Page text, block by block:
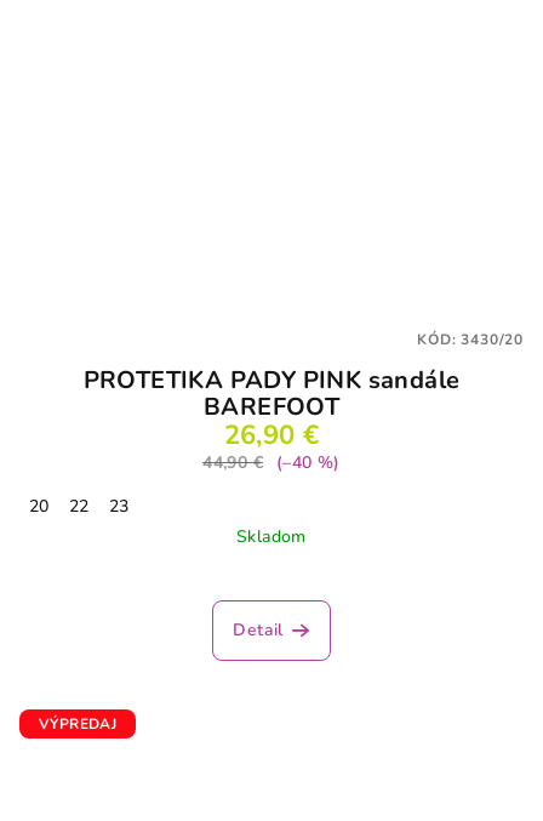
PROTETIKA PADY PINK sandále
BAREFOOT
26,90 €
44,90 €
(–40 %)
20
22
23
Skladom
hodnotenie
produktu
Detail
KÓD:3430/20
VÝPREDAJ